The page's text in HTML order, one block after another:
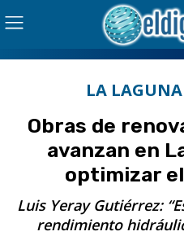
LA LAGUNA
Obras de
avanzan en
optimizar
Luis Yeray Gutiérrez:
rendimiento